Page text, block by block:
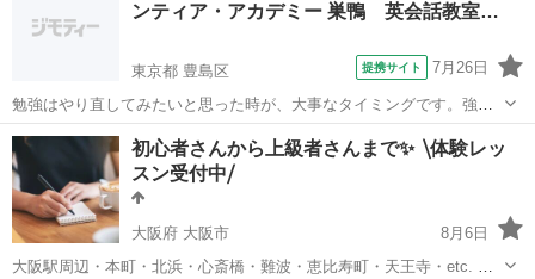
ンティア・アカデミー 巣鴨 英会話教室…
東京都 豊島区 提携サイト 7月26日
勉強はやり直してみたいと思った時が、大事なタイミングです。強制
でも、義務でもなく自らやりたいと関心を持つからです。 英語のスク
ールはたくさんあります。子供の塾や予備校もたくさんあります。で
も、大人のため数学のスクールは非常に...
東京 豊島区 英会話
初心者さんから上級者さんまで✨ ⧹体験レッ
スン受付中⧸
大阪府 大阪市
8月6日
大阪駅周辺・本町・北浜・心斎橋・難波・恵比寿町・天王寺・etc. ✅